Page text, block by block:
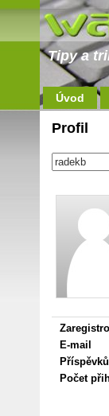
Tipy a
Úvod
Profil
E-mail
Příspěvků
Počet